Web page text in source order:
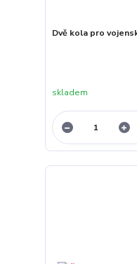
Dvě kola pro
skladem